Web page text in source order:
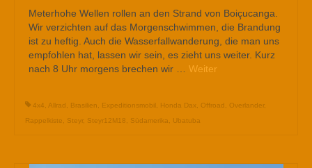
Meterhohe Wellen rollen an den Strand von Boiçucanga.
Wir verzichten auf das Morgenschwimmen, die Brandung
ist zu heftig. Auch die Wasserfallwanderung, die man uns
empfohlen hat, lassen wir sein, es zieht uns weiter. Kurz
nach 8 Uhr morgens brechen wir … Weiter
4x4 Allrad Brasilien Expeditionsmobil Honda Dax Offroad Overlander,
Rappelkiste
Steyr, Steyr12M18 Südamerika Ubatuba